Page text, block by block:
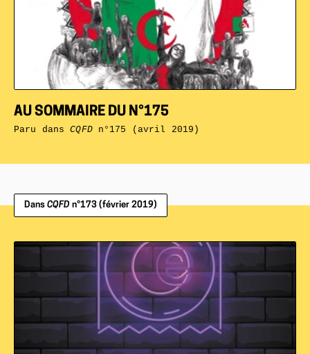
AU SOMMAIRE DU N°175
Paru dansCQFDn°175 (avril 2019)
Dans CQFD n°173 (février 2019)